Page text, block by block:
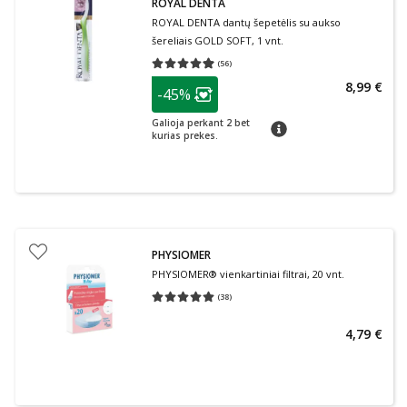
ROYAL DENTA
ROYAL DENTA dantų šepetėlis su aukso
šereliais GOLD SOFT, 1 vnt.
(56)
Vidutinis įvertinimas 4.93
patarimas
Lojalumo klubo narių nuolaida
-45%
Galioja perkant 2 bet
kurias prekes.
patarimas
8,99 €
PHYSIOMER
PHYSIOMER® vienkartiniai filtrai, 20 vnt.
(38)
Vidutinis įvertinimas 5.00
4,79 €